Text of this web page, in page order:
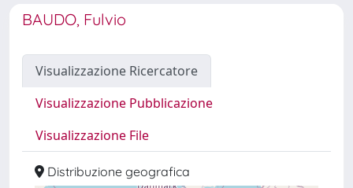
BAUDO, Fulvio
Visualizzazione Ricercatore
Visualizzazione Pubblicazione
Visualizzazione File
Distribuzione geografica